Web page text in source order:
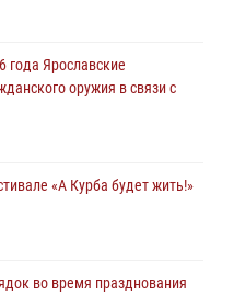
года Ярославские
оружия в связи с
«А Курба будет жить!»
во время празднования